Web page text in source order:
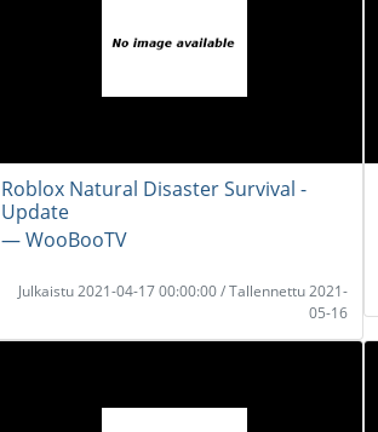
Roblox Natural Disaster Survival -
Update
― WooBooTV
Julkaistu 2021-04-17 00:00:00 / Tallennettu 2021-
05-16